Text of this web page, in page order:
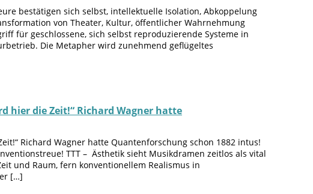
bestätigen sich selbst, intellektuelle Isolation, Abkoppelung
von Theater, Kultur, öffentlicher Wahrnehmung
für geschlossene, sich selbst reproduzierende Systeme in
Die Metapher wird zunehmend geflügeltes
hier die Zeit!“ Richard Wagner hatte
Richard Wagner hatte Quantenforschung schon 1882 intus!
TTT – Ästhetik sieht Musikdramen zeitlos als vital
und Raum, fern konventionellem Realismus in
[…]